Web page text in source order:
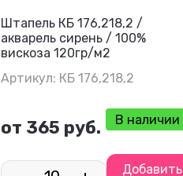
Штапель КБ 176,218,2 /
акварель сирень / 100%
вискоза 120гр/м2
Артикул: КБ 176,218,2
от 365 руб. В наличии
Добавить